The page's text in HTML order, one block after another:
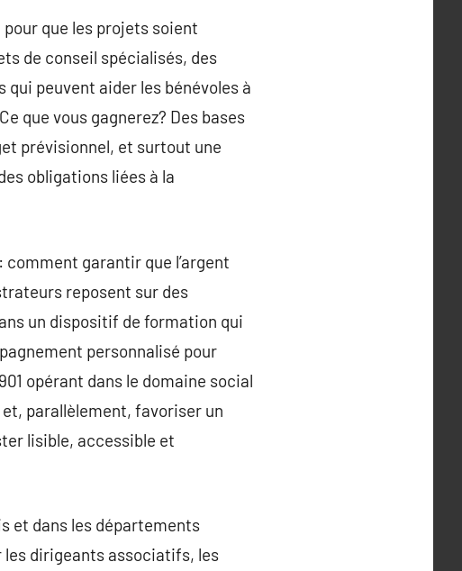
pour que les projets soient
de conseil spécialisés, des
peuvent aider les bénévoles à
que vous gagnerez? Des bases
prévisionnel, et surtout une
obligations liées à la
garantir que l’argent
reposent sur des
un dispositif de formation qui
personnalisé pour
opérant dans le domaine social
parallèlement, favoriser un
lisible, accessible et
et dans les départements
les dirigeants associatifs, les